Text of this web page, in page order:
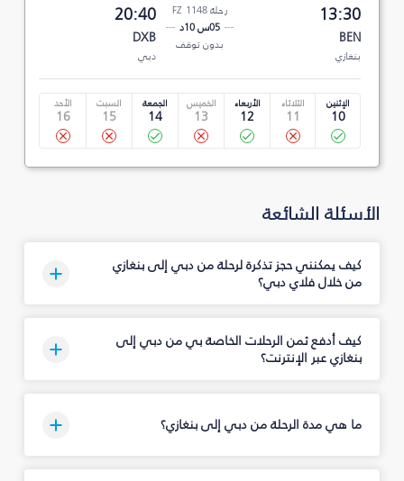
13:30
BEN
بنغازي
رحلة FZ 1148
05س 10د
بدون توقف
20:40
DXB
دبي
الإثنين
10
الثلاثاء
11
الأربعاء
12
الخميس
13
الجمعة
14
السبت
15
الأحد
16
الأسئلة الشائعة
كيف يمكنني حجز تذكرة لرحلة من دبي إلى بنغازي
من خلال فلاي دبي؟
كيف أدفع ثمن الرحلات الخاصة بي من دبي إلى
بنغازي عبر الإنترنت؟
ما هي مدة الرحلة من دبي إلى بنغازي؟